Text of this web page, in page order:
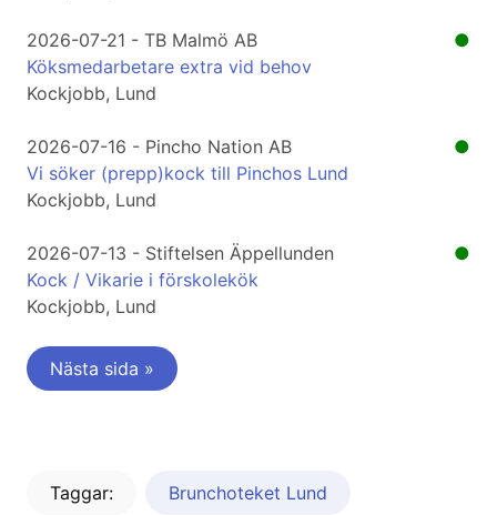
●
2026-07-21 - TB Malmö AB
Köksmedarbetare extra vid behov
Kockjobb, Lund
●
2026-07-16 - Pincho Nation AB
Vi söker (prepp)kock till Pinchos Lund
Kockjobb, Lund
●
2026-07-13 - Stiftelsen Äppellunden
Kock / Vikarie i förskolekök
Kockjobb, Lund
Nästa sida »
Taggar: Brunchoteket Lund